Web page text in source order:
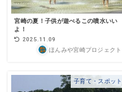
宮崎の夏！子供が遊べるこの噴水いい
よ！
2025.11.09
ほんみや宮崎プロジェクト
子育て・スポット